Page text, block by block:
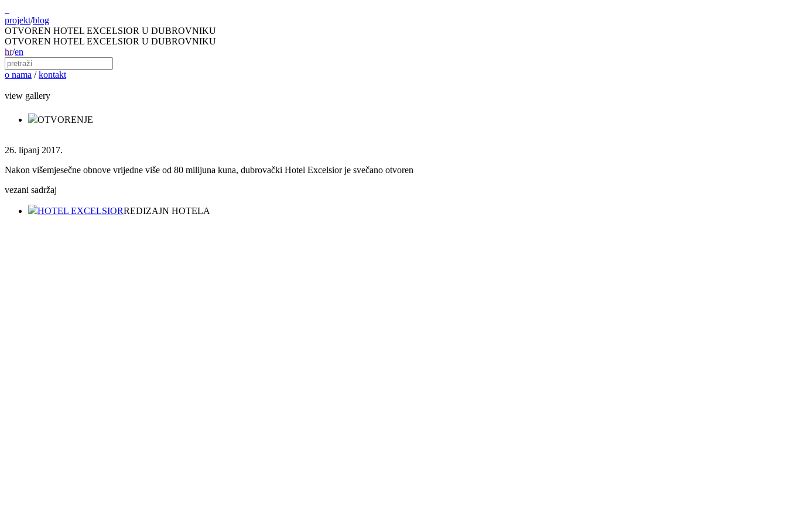
projekt/blog
OTVOREN HOTEL EXCELSIOR U DUBROVNIKU
OTVOREN HOTEL EXCELSIOR U DUBROVNIKU
hr/en
o nama / kontakt
view gallery
OTVORENJE
26. lipanj 2017.
Nakon višemjesečne obnove vrijedne više od 80 milijuna kuna, dubrovački Hotel Excelsior je svečano otvoren
vezani sadržaj
HOTEL EXCELSIORREDIZAJN HOTELA